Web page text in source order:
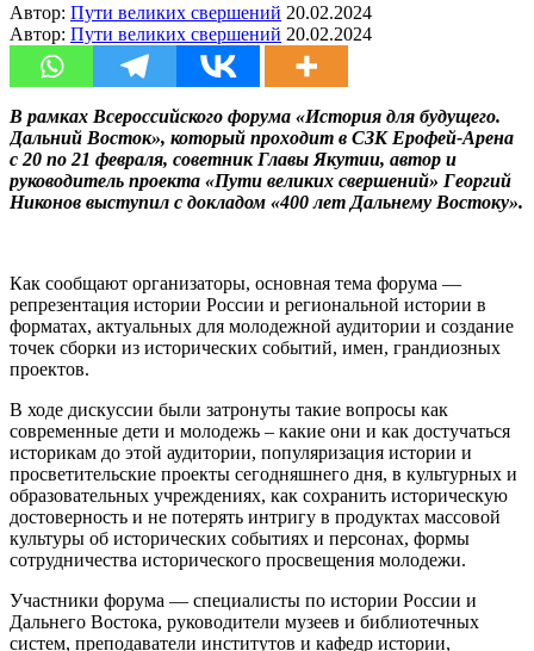
Автор: Пути великих свершений 20.02.2024
Автор: Пути великих свершений 20.02.2024
В рамках Всероссийского форума «История для будущего.
Дальний Восток», который проходит в СЗК Ерофей-Арена
с 20 по 21 февраля, советник Главы Якутии, автор и
руководитель проекта «Пути великих свершений» Георгий
Никонов выступил с докладом «400 лет Дальнему Востоку».
Как сообщают организаторы, основная тема форума —
репрезентация истории России и региональной истории в
форматах, актуальных для молодежной аудитории и создание
точек сборки из исторических событий, имен, грандиозных
проектов.
В ходе дискуссии были затронуты такие вопросы как
современные дети и молодежь – какие они и как достучаться
историкам до этой аудитории, популяризация истории и
просветительские проекты сегодняшнего дня, в культурных и
образовательных учреждениях, как сохранить историческую
достоверность и не потерять интригу в продуктах массовой
культуры об исторических событиях и персонах, формы
сотрудничества исторического просвещения молодежи.
Участники форума — специалисты по истории России и
Дальнего Востока, руководители музеев и библиотечных
систем, преподаватели институтов и кафедр истории,